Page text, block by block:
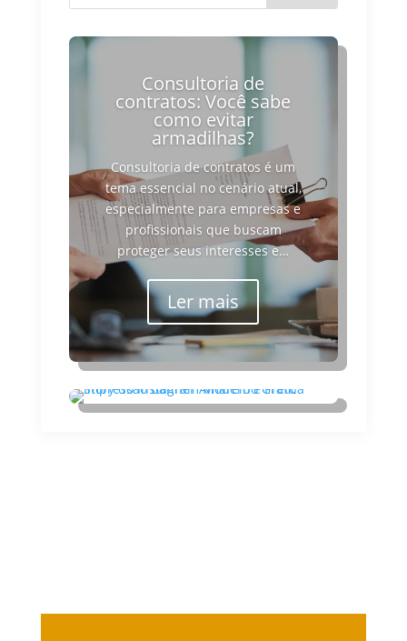
Consultoria de
contratos: Você sabe
como evitar
armadilhas?
Consultoria de contratos é um
tema essencial no cenário atual,
especialmente para empresas e
profissionais que buscam
proteger seus interesses e…
Ler mais